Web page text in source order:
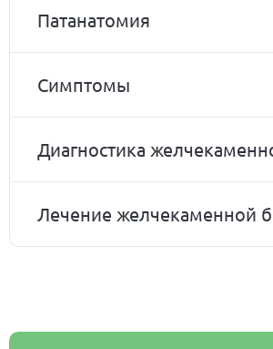
Патанатомия
Симптомы
Диагностика
Лечение желчекаменной